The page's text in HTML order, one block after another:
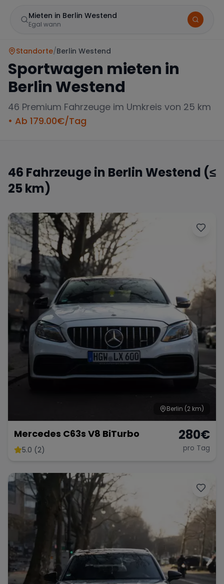
Mieten in Berlin Westend
Egal wann
Mercedes
Porsche Lamborghini
McLaren Ford
Tesla Chevrolet Dodge
Bugatti Lotus Maserati
Range Rover Corvette
Wann
Zeitraum wählen
Standorte/Berlin Westend
Sportwagen mieten in
Berlin Westend
46 Premium Fahrzeuge im Umkreis von 25 km
• Ab 179.00€/Tag
46 Fahrzeuge in Berlin Westend (≤
25 km)
Berlin (2 km)
Mercedes C63s V8 BiTurbo
5.0 (2)
280€
pro Tag